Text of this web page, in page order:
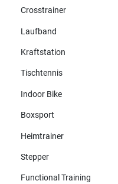
Crosstrainer
Laufband
Kraftstation
Tischtennis
Indoor Bike
Boxsport
Heimtrainer
Stepper
Functional Training